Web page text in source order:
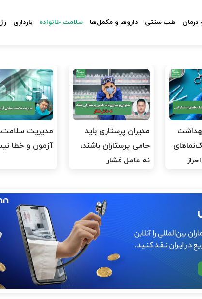
درمان طب سنتی داروها و مکمل‌ها سلامت خانواده بارداری
مدیران پرستاری باید
حامی پرستاران باشند،
نه عامل فشار
مدیریت
آزمون و خطا